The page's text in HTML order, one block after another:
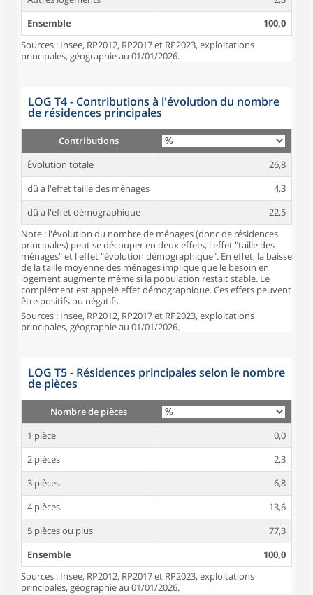
Ensemble
100,0
Sources : Insee, RP2012, RP2017 et RP2023, exploitations
principales, géographie au 01/01/2026.
LOG T4 - Contributions à l'évolution du nombre
de résidences principales
Contributions
Évolution totale
26,8
dû à l'effet taille des ménages
4,3
dû à l'effet démographique
22,5
Note : l'évolution du nombre de ménages (donc de résidences
principales) peut se découper en deux effets, l'effet "taille des
ménages" et l'effet "évolution démographique". En effet, la baisse
de la taille moyenne des ménages implique que le besoin en
logement augmente même si la population restait stable. Le
complément est appelé effet démographique. Ces effets peuvent
être positifs ou négatifs.
Sources : Insee, RP2012, RP2017 et RP2023, exploitations
principales, géographie au 01/01/2026.
LOG T5 - Résidences principales selon le nombre
de pièces
Nombre de pièces
1 pièce
0,0
2 pièces
2,3
3 pièces
6,8
4 pièces
13,6
5 pièces ou plus
77,3
Ensemble
100,0
Sources : Insee, RP2012, RP2017 et RP2023, exploitations
principales, géographie au 01/01/2026.